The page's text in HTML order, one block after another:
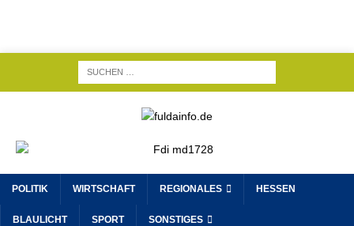
POLITIK WIRTSCHAFT REGIONALES HESSEN
BLAULICHT SPORT SONSTIGES